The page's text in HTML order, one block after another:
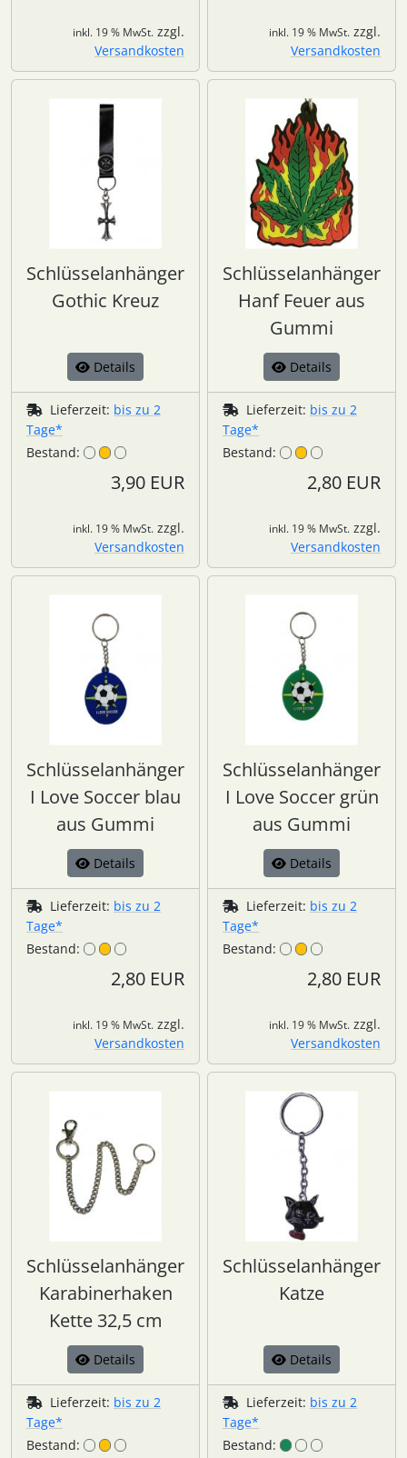
inkl. 19 % MwSt. zzgl.
Versandkosten
inkl. 19 % MwSt. zzgl.
Versandkosten
Schlüsselanhänger
Gothic Kreuz
Details
Lieferzeit: bis zu 2
Tage*
Bestand:
3,90 EUR
inkl. 19 % MwSt. zzgl.
Versandkosten
Schlüsselanhänger
Hanf Feuer aus
Gummi
Details
Lieferzeit: bis zu 2
Tage*
Bestand:
2,80 EUR
inkl. 19 % MwSt. zzgl.
Versandkosten
Schlüsselanhänger
I Love Soccer blau
aus Gummi
Details
Lieferzeit: bis zu 2
Tage*
Bestand:
2,80 EUR
inkl. 19 % MwSt. zzgl.
Versandkosten
Schlüsselanhänger
I Love Soccer grün
aus Gummi
Details
Lieferzeit: bis zu 2
Tage*
Bestand:
2,80 EUR
inkl. 19 % MwSt. zzgl.
Versandkosten
Schlüsselanhänger
Karabinerhaken
Kette 32,5 cm
Details
Lieferzeit: bis zu 2
Tage*
Bestand:
Schlüsselanhänger
Katze
Details
Lieferzeit: bis zu 2
Tage*
Bestand: